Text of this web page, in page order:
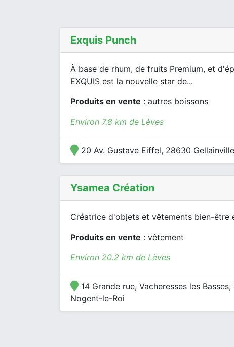
Exquis Punch
À base de rhum, de fruits Premium, et
EXQUIS est la nouvelle star de...
Produits en vente : autres boissons
Environ 7.8 km de Lèves
20 Av. Gustave Eiffel, 28630
Ysamea Création
Créatrice d'objets et vêtements bien-
Produits en vente : vêtement
Environ 20.2 km de Lèves
14 Grande rue, Vacheresses les
Nogent-le-Roi